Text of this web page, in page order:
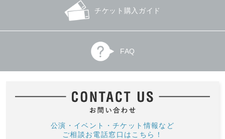
チケット購入ガイド
FAQ
公演・イベント・チケット情報など
ご相談お電話窓口はこちら！